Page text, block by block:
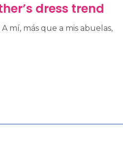
dress trend
mí, más que a mis abuelas,